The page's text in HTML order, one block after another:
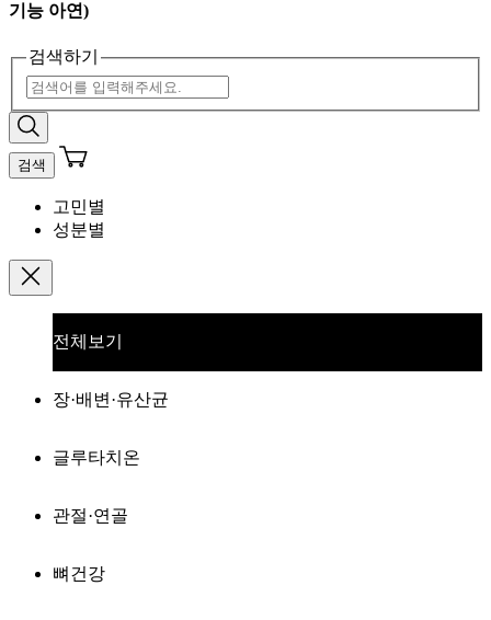
기능 아연)
검색하기
검색
고민별
성분별
전체보기
장·배변·유산균
글루타치온
관절·연골
뼈건강